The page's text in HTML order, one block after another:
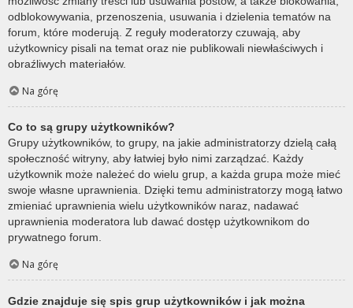
odblokowywania, przenoszenia, usuwania i dzielenia tematów na
forum, które moderują. Z reguły moderatorzy czuwają, aby
użytkownicy pisali na temat oraz nie publikowali niewłaściwych i
obraźliwych materiałów.
Na górę
Co to są grupy użytkowników?
Grupy użytkowników, to grupy, na jakie administratorzy dzielą całą
społeczność witryny, aby łatwiej było nimi zarządzać. Każdy
użytkownik może należeć do wielu grup, a każda grupa może mieć
swoje własne uprawnienia. Dzięki temu administratorzy mogą łatwo
zmieniać uprawnienia wielu użytkowników naraz, nadawać
uprawnienia moderatora lub dawać dostęp użytkownikom do
prywatnego forum.
Na górę
Gdzie znajduje się spis grup użytkowników i jak można